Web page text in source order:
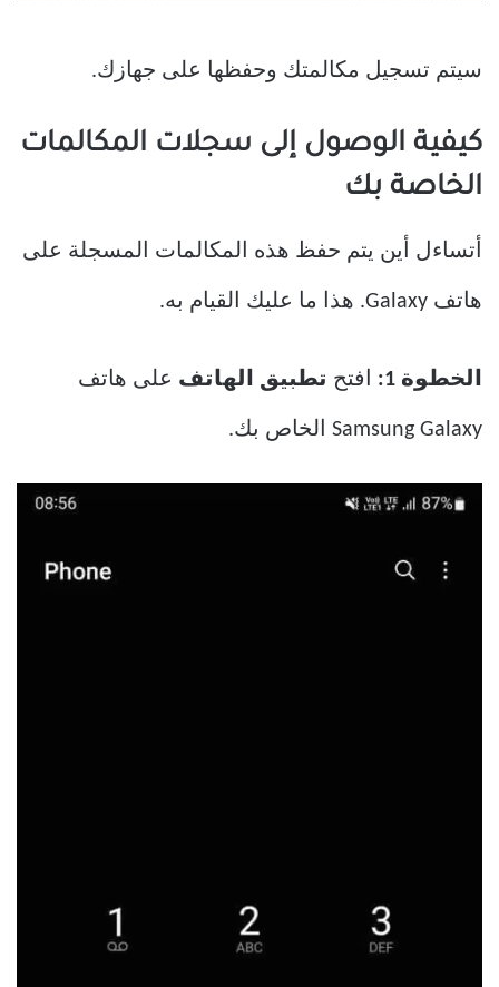
سيتم تسجيل مكالمتك وحفظها على جهازك.
كيفية الوصول إلى سجلات المكالمات
الخاصة بك
أتساءل أين يتم حفظ هذه المكالمات المسجلة على
هاتف Galaxy. هذا ما عليك القيام به.
الخطوة 1: افتح تطبيق الهاتف على هاتف
Samsung Galaxy الخاص بك.